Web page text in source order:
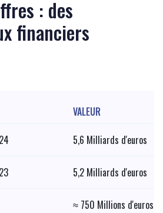
: des
financiers
VALEUR
5,6 Milliards d'euros
5,2 Milliards d'euros
≈ 750 Millions d'euros